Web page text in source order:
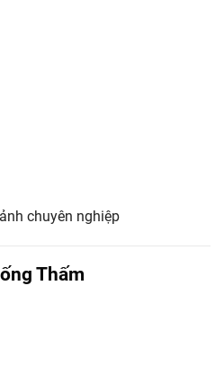
chuyên nghiệp
Thấm